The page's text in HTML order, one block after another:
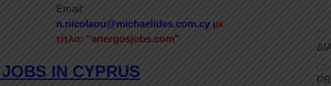
Email:
n.nicolaou@michaelides.com.cy με
τίτλο: “anergosjobs.com”
IN CYPRUS